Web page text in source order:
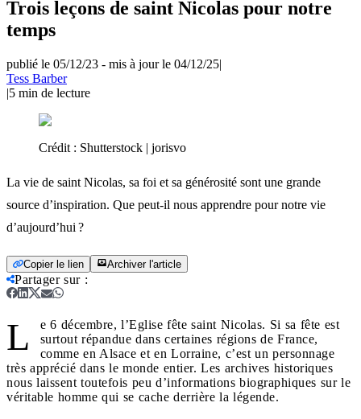
Trois leçons de saint Nicolas pour notre
temps
publié le 05/12/23 - mis à jour le 04/12/25|
Tess Barber
|5 min de lecture
Crédit : Shutterstock | jorisvo
La vie de saint Nicolas, sa foi et sa générosité sont une grande
source d’inspiration. Que peut-il nous apprendre pour notre vie
d’aujourd’hui ?
Copier le lien Archiver l'article
Partager sur:
L
e 6 décembre, l’Eglise fête saint Nicolas. Si sa fête est
surtout répandue dans certaines régions de France,
comme en Alsace et en Lorraine, c’est un personnage
très apprécié dans le monde entier. Les archives historiques
nous laissent toutefois peu d’informations biographiques sur le
véritable homme qui se cache derrière la légende.